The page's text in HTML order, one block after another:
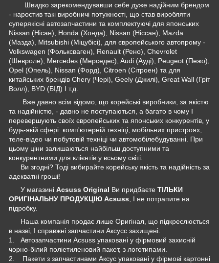
Швидко зарекомендувавши себе дуже надійним брендом
- наростив такі виробничі потужності, що став виробляти
суперякісні автозапчастини та комплектуючі для японських
Nissan (Нісан), Honda (Хонда), Nissan (Ніссан), Mazda
(Мазда), Mitsubishi (Міцубісі), для європейського автопрому -
Volkswagen (Фольксваген), Renault (Рено), Chevrolet
(Шевроле), Mercedes (Мерседес), Audi (Ауді), Peugeot (Пежо),
Opel (Опель), Nissan (Форд), Citroen (Сітроен) та для
китайських брендів Chery (Чері), Geely (Джилі), Great Wall (Гріт
Волл), BYD (БІД) І т.д.
Вже давно всім відомо, що корейські виробники, за якістю
та надійністю, - давно не поступаються, а багато в чому І
перевершують своїх європейських та японських конкурентів, у
будь-якій сфері: комп'ютерній техніці, мобільних пристроях,
теле-відео чи побутовій техніці чи автомобілебудуванні. При
цьому ціни залишаються найбільш доступними та
конкурентними для клієнтів у всьому світі.
Ви згодні? Тоді вибирайте корейську якість та надійність за
адекватні гроші!
У магазині Acsuss Original Ви придбаєте ТІЛЬКИ
ОРИГІНАЛЬНУ ПРОДУКЦІЮ Acsuss , І не потрапите на
підробку.
Наша компанія продає лише Оригінал, що підкреслюється
в назві, І справжні запчастини Аксусс захищені:
1. Автозапчастини Acsuss упаковані у фірмовий захисній
чорно-білий поліетиленовий пакет, з логотипами.
2. Пакети з запчастинами Аксус упаковані у фірмові картонні